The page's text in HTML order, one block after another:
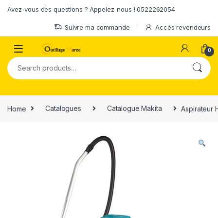
Avez-vous des questions ? Appelez-nous ! 0522262054
Suivre ma commande Accès revendeurs
0
Search for:
Home Catalogues Catalogue Makita Aspirateur